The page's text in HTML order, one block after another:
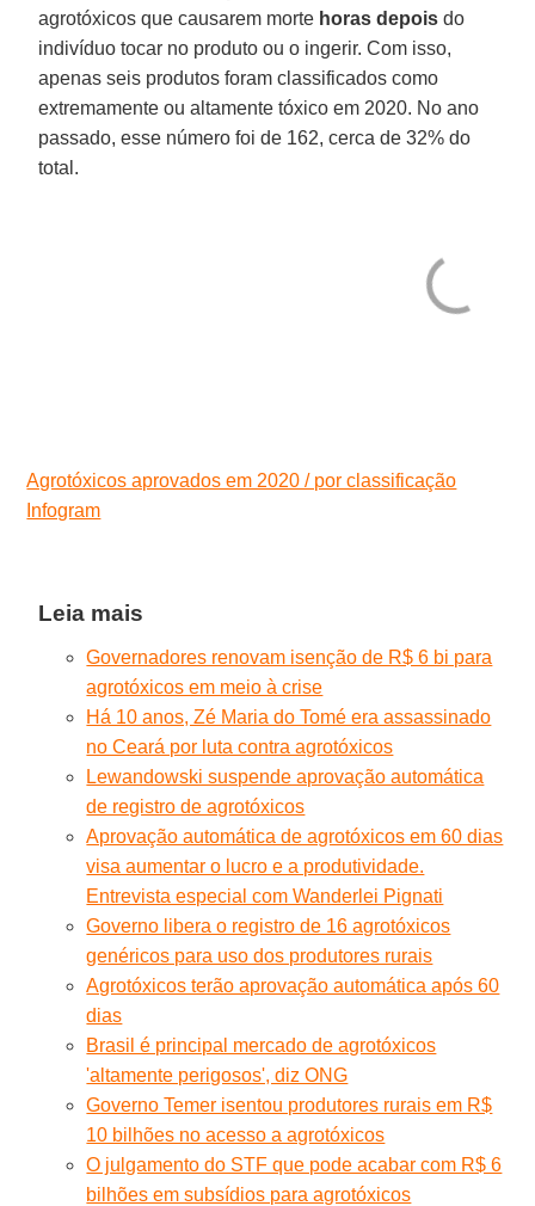
agrotóxicos que causarem morte horas depois do
indivíduo tocar no produto ou o ingerir. Com isso,
apenas seis produtos foram classificados como
extremamente ou altamente tóxico em 2020. No ano
passado, esse número foi de 162, cerca de 32% do
total.
Agrotóxicos aprovados em 2020 / por classificação
Infogram
Leia mais
Governadores renovam isenção de R$ 6 bi para
agrotóxicos em meio à crise
Há 10 anos, Zé Maria do Tomé era assassinado
no Ceará por luta contra agrotóxicos
Lewandowski suspende aprovação automática
de registro de agrotóxicos
Aprovação automática de agrotóxicos em 60 dias
visa aumentar o lucro e a produtividade.
Entrevista especial com Wanderlei Pignati
Governo libera o registro de 16 agrotóxicos
genéricos para uso dos produtores rurais
Agrotóxicos terão aprovação automática após 60
dias
Brasil é principal mercado de agrotóxicos
'altamente perigosos', diz ONG
Governo Temer isentou produtores rurais em R$
10 bilhões no acesso a agrotóxicos
O julgamento do STF que pode acabar com R$ 6
bilhões em subsídios para agrotóxicos